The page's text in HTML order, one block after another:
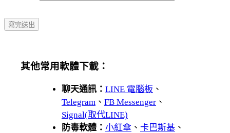
其他常用軟體下載：
聊天通訊： LINE 電腦板 、
Telegram 、 FB Messenger 、
Signal(取代LINE)
防毒軟體： 小紅傘 、 卡巴斯基 、